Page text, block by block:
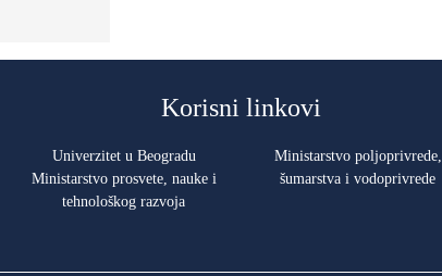
Korisni linkovi
Univerzitet u Beogradu
Ministarstvo prosvete, nauke i
tehnološkog razvoja
Ministarstvo poljoprivrede,
šumarstva i vodoprivrede